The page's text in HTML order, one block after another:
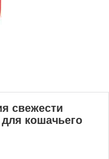
свежести
кошачьего